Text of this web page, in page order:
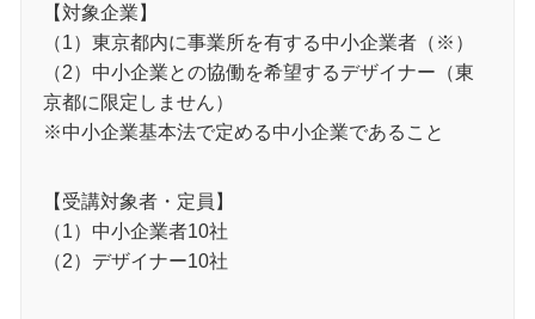
【対象企業】
（1）東京都内に事業所を有する中小企業者（※）
（2）中小企業との協働を希望するデザイナー（東
京都に限定しません）
※中小企業基本法で定める中小企業であること
【受講対象者・定員】
（1）中小企業者10社
（2）デザイナー10社